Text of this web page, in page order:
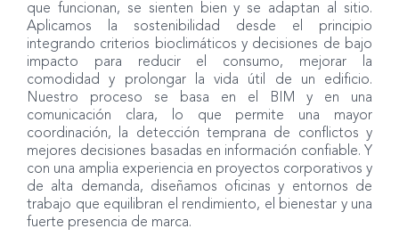
que funcionan, se sienten bien y se adaptan al sitio.
Aplicamos la sostenibilidad desde el principio
integrando criterios bioclimáticos y decisiones de bajo
impacto para reducir el consumo, mejorar la
comodidad y prolongar la vida útil de un edificio.
Nuestro proceso se basa en el BIM y en una
comunicación clara, lo que permite una mayor
coordinación, la detección temprana de conflictos y
mejores decisiones basadas en información confiable. Y
con una amplia experiencia en proyectos corporativos y
de alta demanda, diseñamos oficinas y entornos de
trabajo que equilibran el rendimiento, el bienestar y una
fuerte presencia de marca.